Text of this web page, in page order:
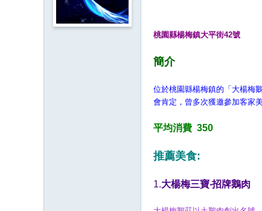
桃園縣楊梅鎮大平街42號
簡介
位於桃園縣楊梅鎮的「大楊梅
會肯定，曾多次獲邀參加客家
平均消費 350
推薦美食:
1.大楊梅三寶‧招牌鵝肉